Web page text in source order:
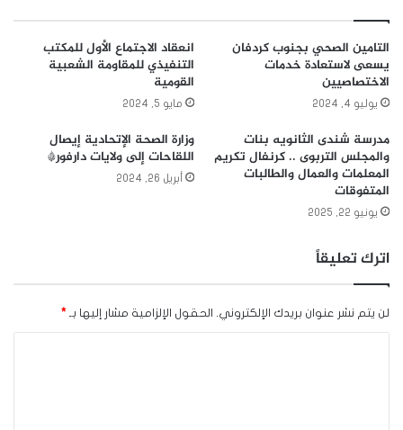
التامين الصحي بجنوب كردفان
يسعى لاستعادة خدمات
الاختصاصيين
يوليو 4, 2024
انعقاد الاجتماع الأول للمكتب
التنفيذي للمقاومة الشعبية
القومية
مايو 5, 2024
مدرسة شندى الثانويه بنات
والمجلس التربوى .. كرنفال تكريم
المعلمات والعمال والطالبات
المتفوقات
يونيو 22, 2025
وزارة الصحة الإتحادية إيصال
اللقاحات إلى ولايات دارفور*
أبريل 26, 2024
اترك تعليقاً
لن يتم نشر عنوان بريدك الإلكتروني. الحقول الإلزامية مشار إليها بـ *